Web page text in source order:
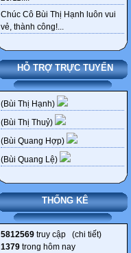
Chúc Cô Bùi Thị Hạnh luôn vui
vẻ, thành công!...
HỖ TRỢ TRỰC TUYẾN
(Bùi Thị Hạnh)
(Bùi Thị Thuỷ)
(Bùi Quang Hợp)
(Bùi Quang Lệ)
THỐNG KÊ
5812569 truy cập (chi tiết)
1379 trong hôm nay